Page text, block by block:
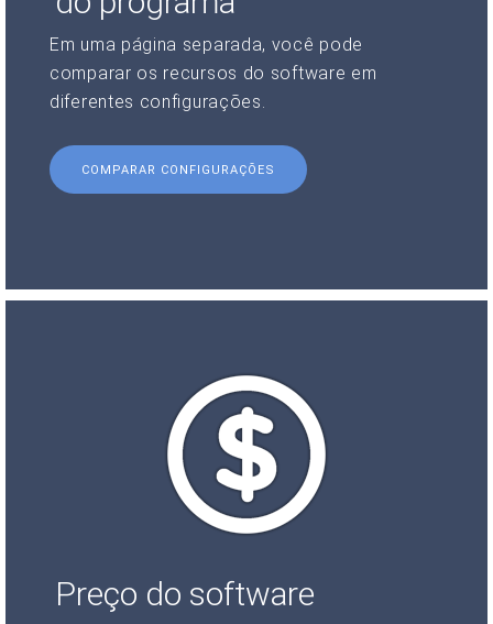
Em uma página separada, você pode
comparar os recursos do software em
diferentes configurações.
COMPARAR CONFIGURAÇÕES
Preço do software